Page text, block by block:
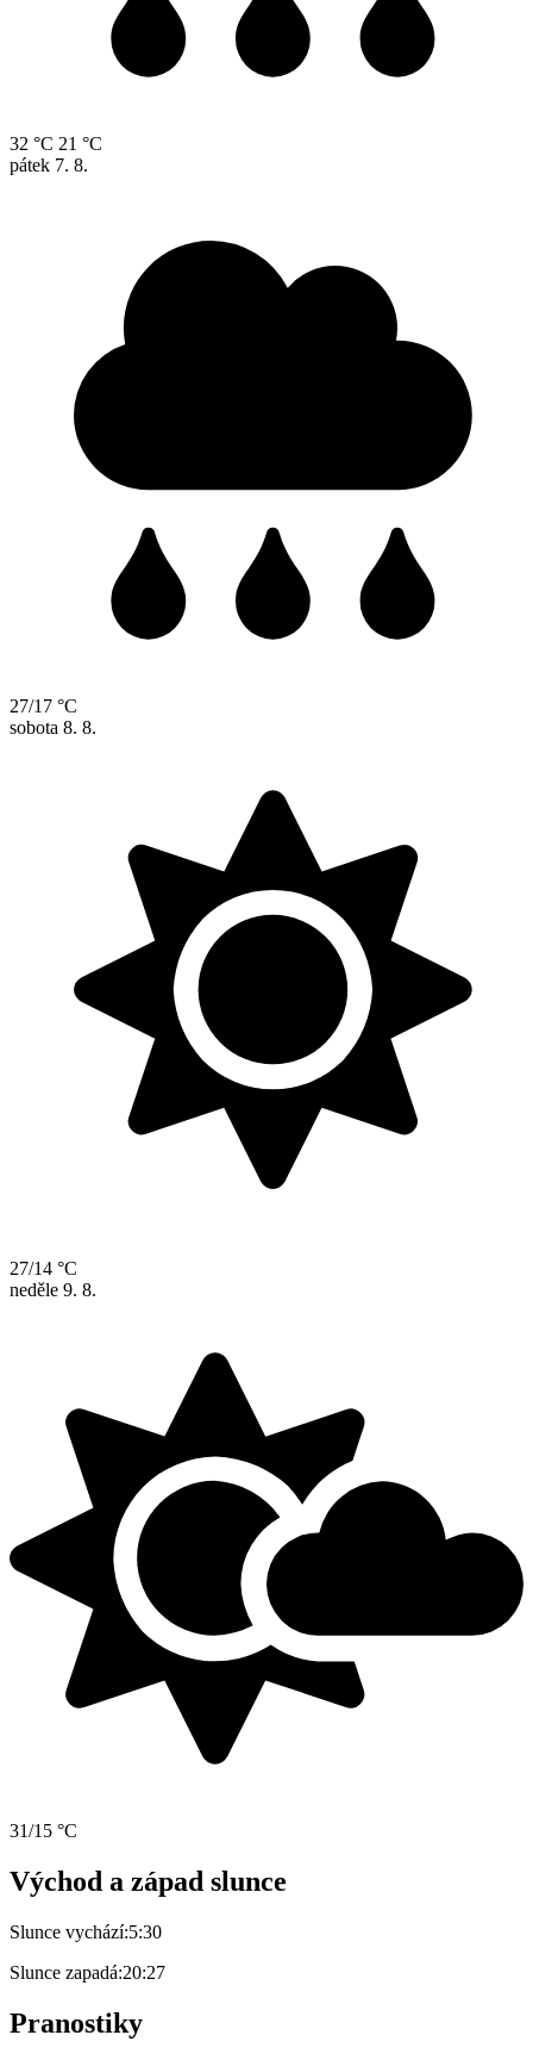
32 °C 21 °C
pátek 7. 8.
27/17 °C
sobota 8. 8.
27/14 °C
neděle 9. 8.
31/15 °C
Východ a západ slunce
Slunce vychází:5:30
Slunce zapadá:20:27
Pranostiky